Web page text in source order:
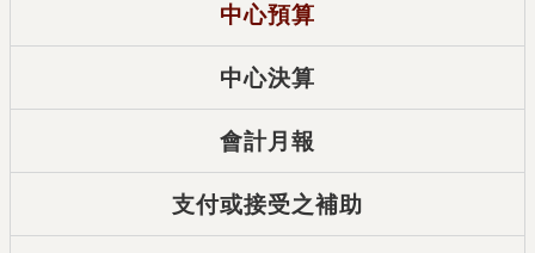
中心預算
中心決算
會計月報
支付或接受之補助